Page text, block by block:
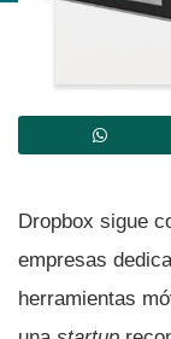
Dropbox sigue
empresas
herramientas